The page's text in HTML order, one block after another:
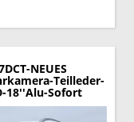
NEUES
Teilleder-
18''Alu-Sofort